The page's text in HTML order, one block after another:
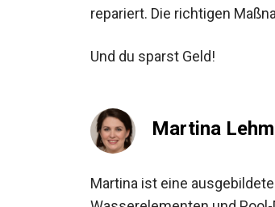
repariert. Die richtigen
Und du sparst Geld!
Martina
Martina ist eine